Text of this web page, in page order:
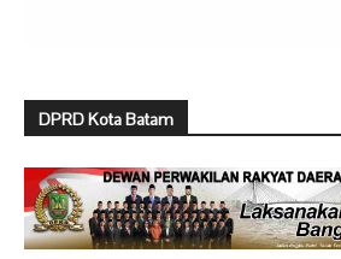
DPRD Kota Batam